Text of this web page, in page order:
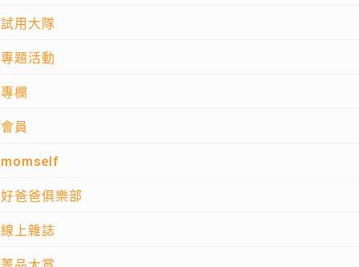
試用大隊
專題活動
專欄
會員
momself
好爸爸俱樂部
線上雜誌